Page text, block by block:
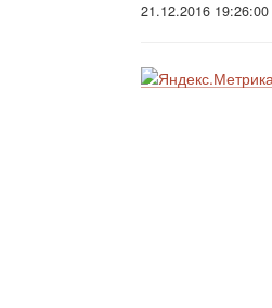
21.12.2016 19:26:00